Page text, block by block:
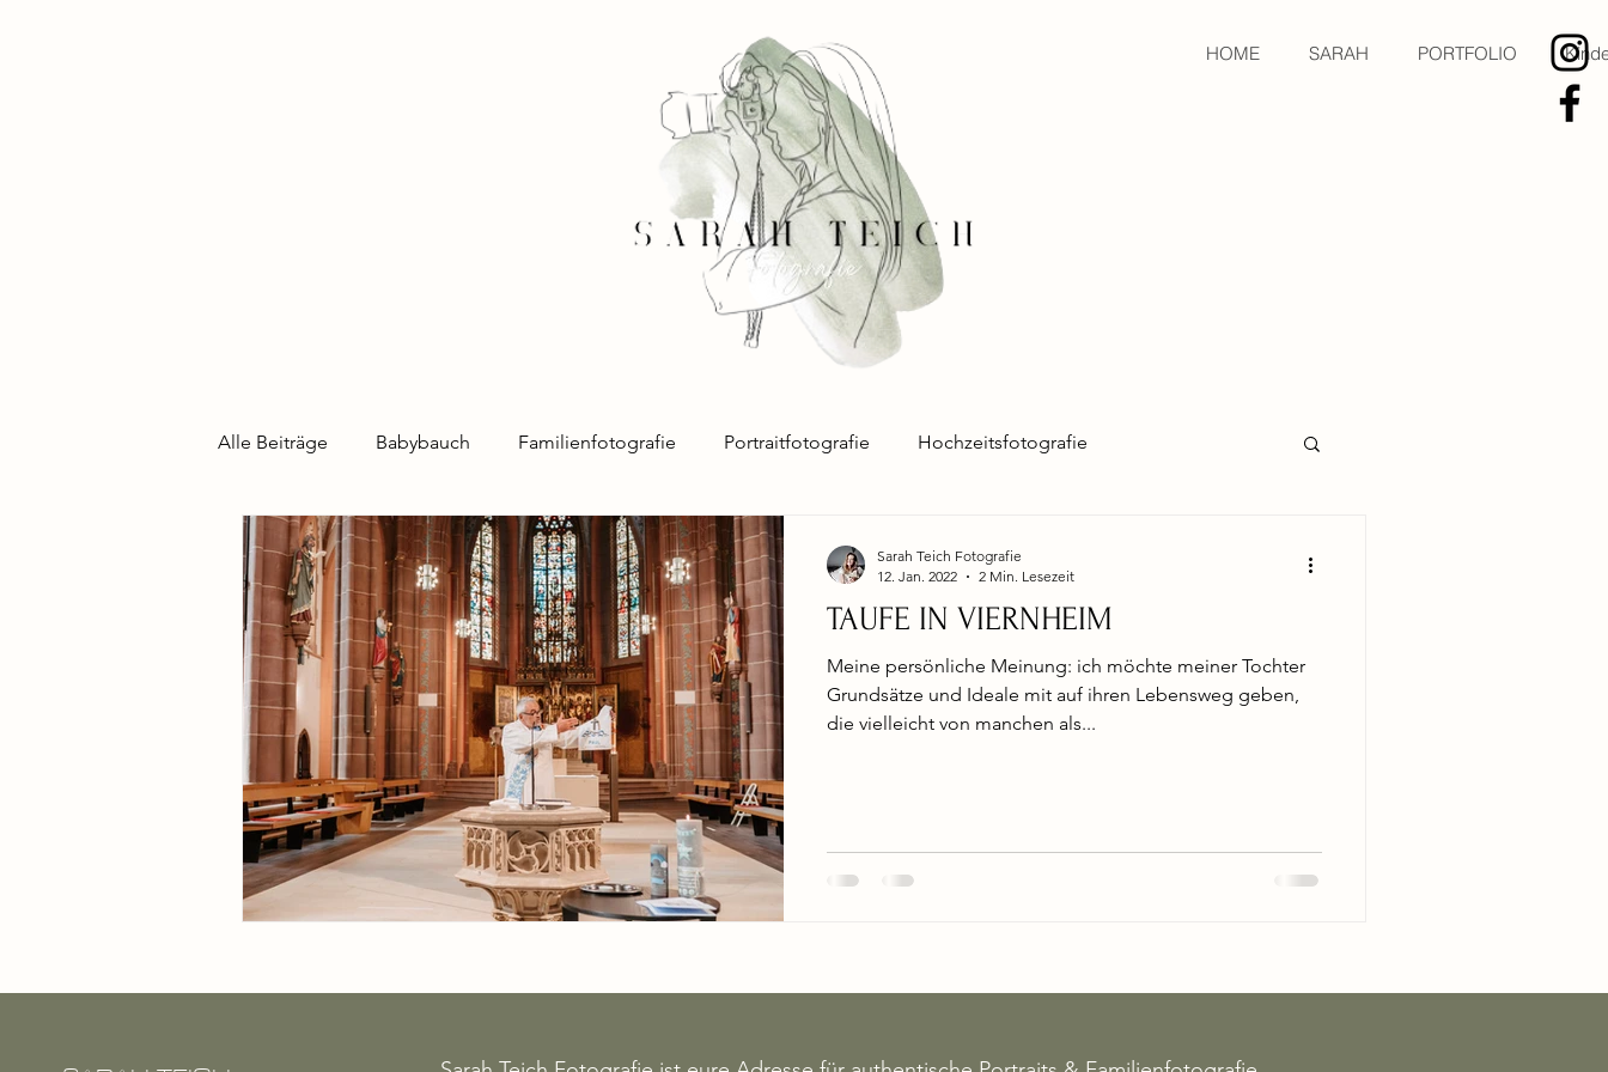
HOME SARAH PORTFOLIO
Alle Beiträge Babybauch Familienfotografie Portraitfotografie Hochzeitsfotografie
TAUFE IN VIERNHEIM
Meine persönliche Meinung: ich möchte meiner Tochter
Grundsätze und Ideale mit auf ihren Lebensweg geben,
die vielleicht von manchen als...
Sarah Teich Fotografie
12. Jan. 2022
2 Min. Lesezeit